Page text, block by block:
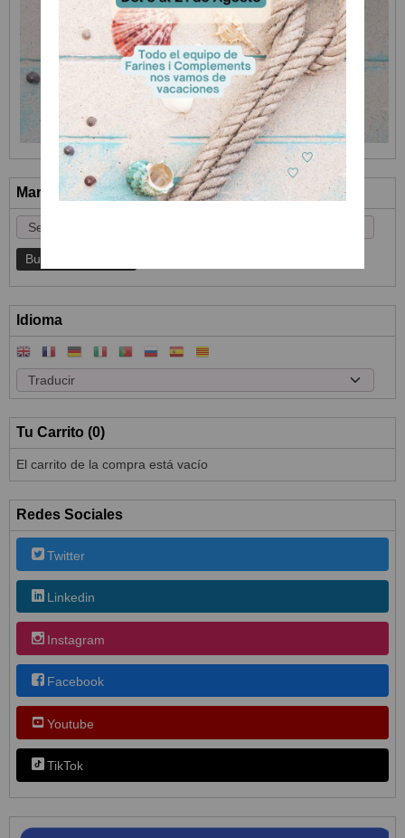
Marcas
Idioma
Tu Carrito (0)
El carrito de la compra está vacío
Redes Sociales
Twitter
Linkedin
Instagram
Facebook
Youtube
TikTok